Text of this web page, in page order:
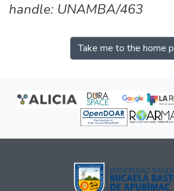
handle: UNAMBA/463
Take me to the home